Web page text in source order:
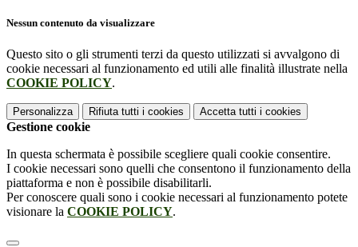
Nessun contenuto da visualizzare
Questo sito o gli strumenti terzi da questo utilizzati si avvalgono di
cookie necessari al funzionamento ed utili alle finalità illustrate nella
COOKIE POLICY.
Personalizza Rifiuta tutti i cookies Accetta tutti i cookies
Gestione cookie
In questa schermata è possibile scegliere quali cookie consentire.
I cookie necessari sono quelli che consentono il funzionamento della
piattaforma e non è possibile disabilitarli.
Per conoscere quali sono i cookie necessari al funzionamento potete
visionare la COOKIE POLICY.